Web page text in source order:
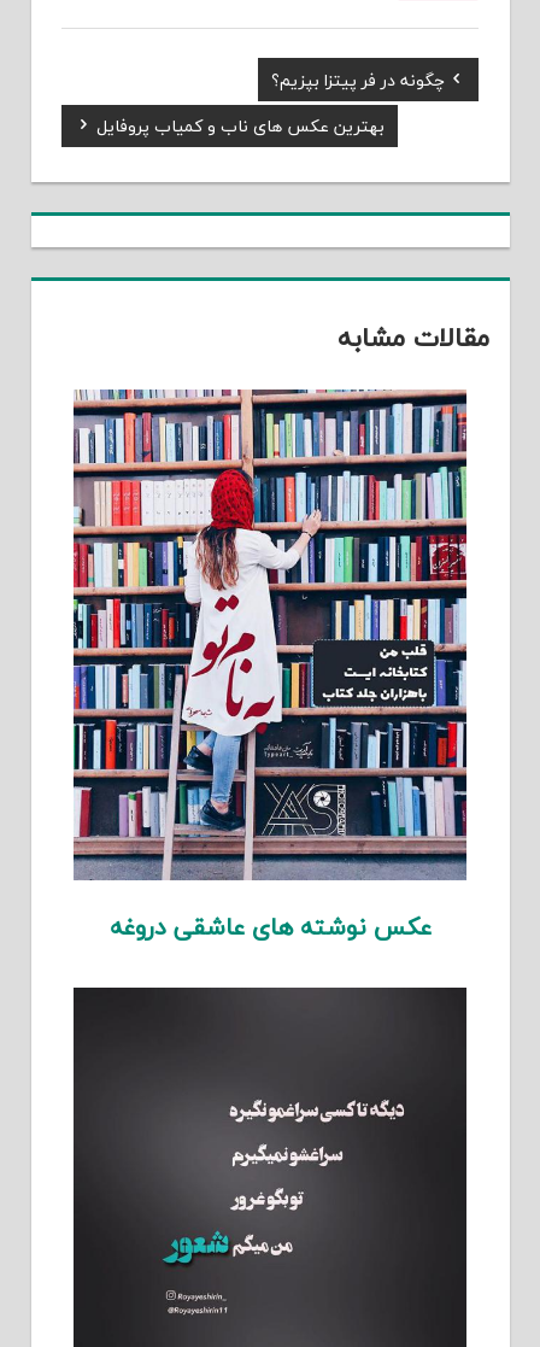
راهبری
نوشته
Previous
Post:
چگونه در فر پیتزا بپزیم؟
Next
Post:
بهترین عکس های ناب و کمیاب پروفایل
مقالات مشابه
عکس نوشته های عاشقی دروغه